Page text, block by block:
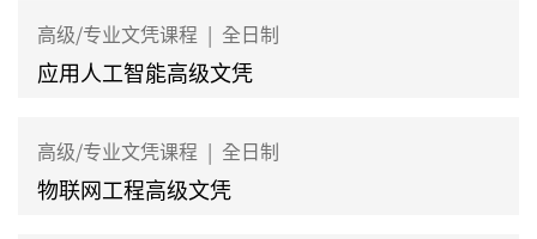
高级/专业文凭课程 | 全日制
应用人工智能高级文凭
高级/专业文凭课程 | 全日制
物联网工程高级文凭